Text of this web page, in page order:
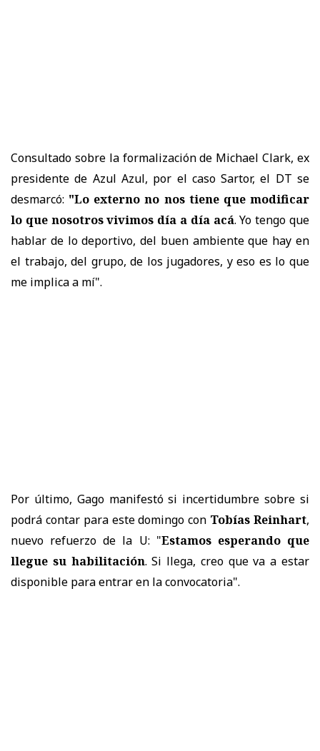
Consultado sobre la formalización de Michael Clark, ex
presidente de Azul Azul, por el caso Sartor, el DT se
desmarcó: "Lo externo no nos tiene que modificar
lo que nosotros vivimos día a día acá. Yo tengo que
hablar de lo deportivo, del buen ambiente que hay en
el trabajo, del grupo, de los jugadores, y eso es lo que
me implica a mí".
Por último, Gago manifestó si incertidumbre sobre si
podrá contar para este domingo con Tobías Reinhart,
nuevo refuerzo de la U: "Estamos esperando que
llegue su habilitación. Si llega, creo que va a estar
disponible para entrar en la convocatoria".